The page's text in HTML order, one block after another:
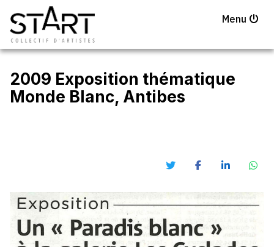
Menu
2009 Exposition thématique
Monde Blanc, Antibes